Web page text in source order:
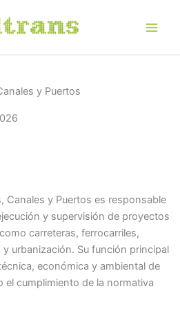
y Puertos
Canales y Puertos es responsable
y supervisión de proyectos
carreteras, ferrocarriles,
urbanización. Su función principal
económica y ambiental de
el cumplimiento de la normativa